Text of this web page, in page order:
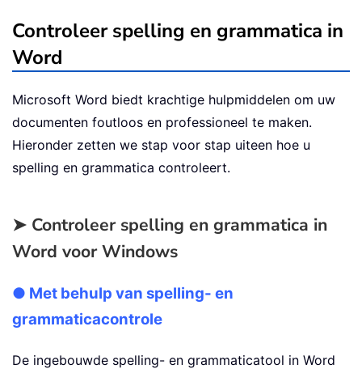
Controleer spelling en grammatica in
Word
Microsoft Word biedt krachtige hulpmiddelen om uw
documenten foutloos en professioneel te maken.
Hieronder zetten we stap voor stap uiteen hoe u
spelling en grammatica controleert.
➤ Controleer spelling en grammatica in
Word voor Windows
● Met behulp van spelling- en
grammaticacontrole
De ingebouwde spelling- en grammaticatool in Word